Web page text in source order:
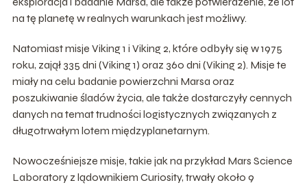
na tę planetę w realnych warunkach jest możliwy.
Natomiast misje Viking 1 i Viking 2, które odbyły się w 1975
roku, zajął 335 dni (Viking 1) oraz 360 dni (Viking 2). Misje te
miały na celu badanie powierzchni Marsa oraz
poszukiwanie śladów życia, ale także dostarczyły cennych
danych na temat trudności logistycznych związanych z
długotrwałym lotem międzyplanetarnym.
Nowocześniejsze misje, takie jak na przykład Mars Science
Laboratory z lądownikiem Curiosity, trwały około 9